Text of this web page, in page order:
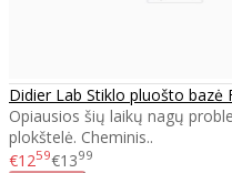
Didier Lab Stiklo pluošto bazė
Opiausios šių laikų nagų
plokštelė. Cheminis..
€1259€1399